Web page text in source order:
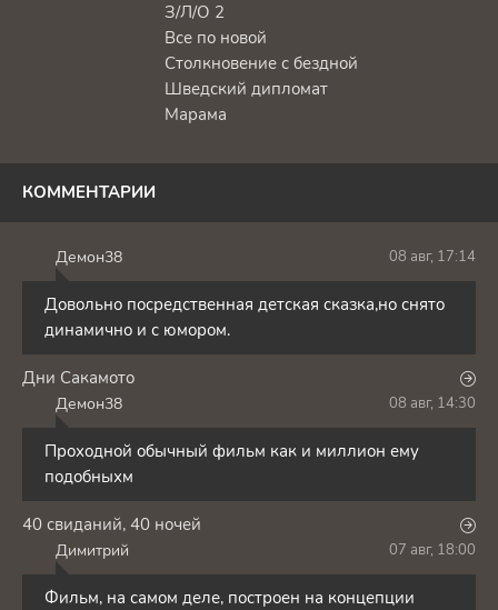
З/Л/О 2
Все по новой
Столкновение с бездной
Шведский дипломат
Марама
КОММЕНТАРИИ
Демон38 08 авг, 17:14
Довольно посредственная детская сказка,но снято
динамично и с юмором.
Дни Сакамото
Демон38 08 авг, 14:30
Проходной обычный фильм как и миллион ему
подобныхм
40 свиданий, 40 ночей
Димитрий 07 авг, 18:00
Фильм, на самом деле, построен на концепции